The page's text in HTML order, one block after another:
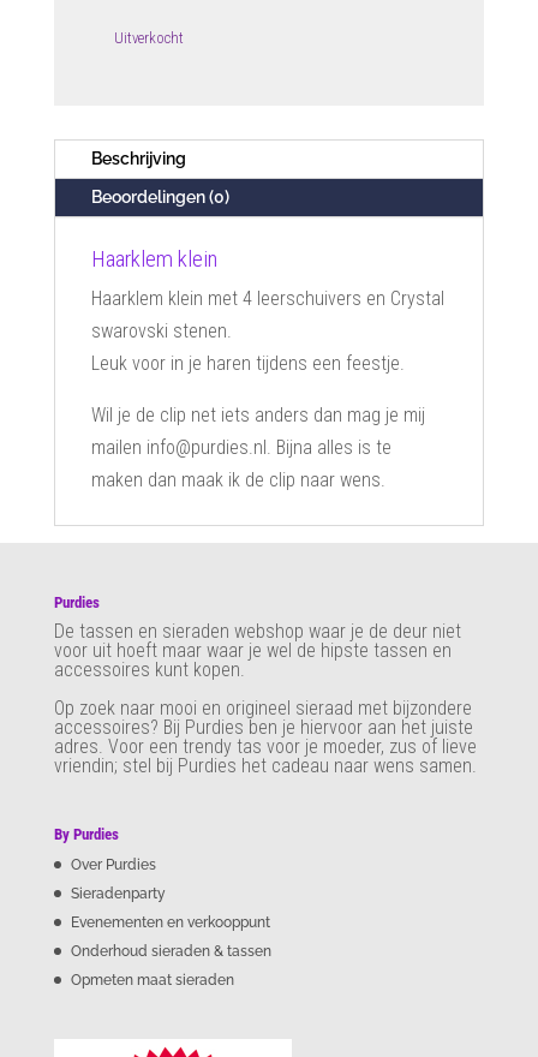
Uitverkocht
Beschrijving
Beoordelingen (0)
Haarklem klein
Haarklem klein met 4 leerschuivers en Crystal
swarovski stenen.
Leuk voor in je haren tijdens een feestje.
Wil je de clip net iets anders dan mag je mij
mailen info@purdies.nl. Bijna alles is te
maken dan maak ik de clip naar wens.
Purdies
De tassen en sieraden webshop waar je de deur niet
voor uit hoeft maar waar je wel de hipste tassen en
accessoires kunt kopen.
Op zoek naar mooi en origineel sieraad met bijzondere
accessoires? Bij Purdies ben je hiervoor aan het juiste
adres. Voor een trendy tas voor je moeder, zus of lieve
vriendin; stel bij Purdies het cadeau naar wens samen.
By Purdies
Over Purdies
Sieradenparty
Evenementen en verkooppunt
Onderhoud sieraden & tassen
Opmeten maat sieraden